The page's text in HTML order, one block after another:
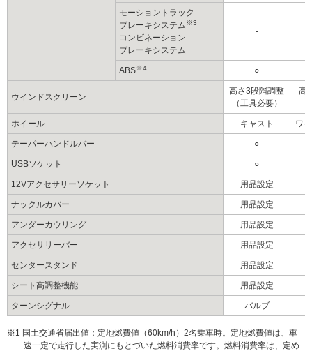
モーショントラック
ブレーキシステム※3
コンビネーション
ブレーキシステム
-
ABS※4 ○
ウインドスクリーン
高さ3段階調整
（工具必要）
高
ホイール キャスト ワ
テーパーハンドルバー ○
USBソケット ○
12Vアクセサリーソケット 用品設定
ナックルカバー 用品設定
アンダーカウリング 用品設定
アクセサリーバー 用品設定
センタースタンド 用品設定
シート高調整機能 用品設定
ターンシグナル バルブ
※1 国土交通省届出値：定地燃費値（60km/h）2名乗車時。定地燃費値は、車
速一定で走行した実測にもとづいた燃料消費率です。燃料消費率は、定め